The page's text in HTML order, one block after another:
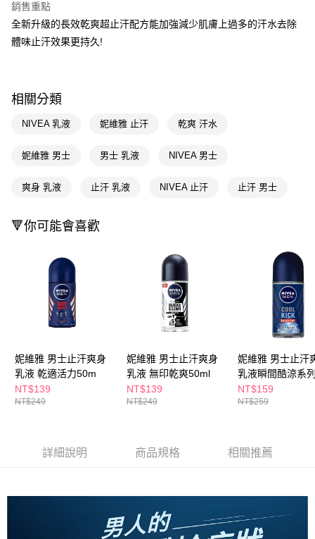
Google Pay
AFTEE先享後付
AFTEE先享後付是「在收到商品之後才付款」的支付方式。 讓您購物簡單
便利好安心！
２．便利：只要手機號碼，簡訊認證，即可結帳。
結帳頁面，進行簡訊認證並確認金額後，即可完成結帳。
３．收到繳費通知簡訊後14天內，點擊此簡訊中的連結，可透過四大超商／
ATM／網路銀行／等多元方式進行付款，方視為交易完成。
購買商品的店家。未經商家同意取消之訂單仍視為有效，需透過AFTEE先享
後付繳納相關費用。
※ 交易是否成功請以「AFTEE先享後付 」之結帳頁面顯示為準，若有關於
是否繳費成功／繳費後需取消欲退款等相關疑問，請聯繫「AFTEE先享後付
客戶支援中心」 https://netprotections.freshdesk.com/support/home
易，需依本服務之必要範圍內提供個人資料，並將交易相關給付款項請求債
權轉讓予恩沛科技股份有限公司。
https://aftee.tw/terms/#terms3
３．未成年的使用者請事先徵得法定代理人或監護人之同意方可使用
４．使用「AFTEE先享後付」時，將依據個別帳號之用戶狀況，依本公司即
時審查核予不同之上限額度；若仍有額度不足之情形，本公司將視審查結果
恩沛科技股份有限公司將有權停止該用戶之使用額度並採取法律行動。
運送方式
付款後全家取貨
每筆NT$65，滿NT$490(含以上)免運費
付款後萊爾富取貨
每筆NT$65，滿NT$490(含以上)免運費
7-11取貨付款
付款後7-11取貨
每筆NT$65，滿NT$490(含以上)免運費
付款後寶雅門市自取(由倉庫統一出貨)
銷售重點
全新升級的長效乾爽超止汗配方能加強減少肌膚上過多的汗水去除
體味止汗效果更持久!
相關分類
NIVEA 乳液 妮維雅 止汗 乾爽 汗水
妮維雅 男士 男士 乳液 NIVEA 男士
爽身 乳液 止汗 乳液 NIVEA 止汗 止汗 男士
🔻你可能會喜歡
妮維雅 男士止汗爽身
乳液 乾適活力50m
NT$139
NT$249
妮維雅 男士止汗爽身
乳液 無印乾爽50ml
NT$139
NT$249
妮維雅 男士止汗
乳液瞬間酷涼系
NT$159
NT$259
詳細說明 商品規格 相關推薦